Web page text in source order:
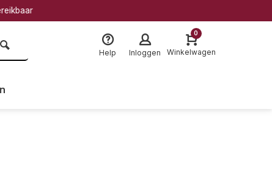
Help Inloggen
0
Winkelwagen